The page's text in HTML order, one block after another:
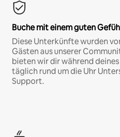
Buche mit einem guten
Diese Unterkünfte wurden
Gästen aus unserer
bieten wir dir während
täglich rund um die Uhr
Support.